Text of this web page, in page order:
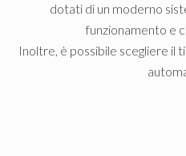
dotati di un moderno
funzionamento e
Inoltre, è possibile scegliere il